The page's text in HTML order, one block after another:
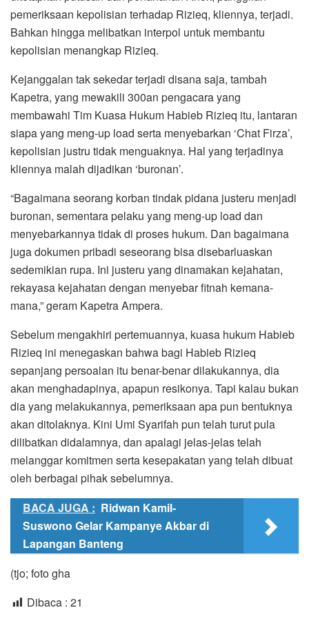
pemeriksaan kepolisian terhadap Rizieq, kliennya, terjadi.
Bahkan hingga melibatkan interpol untuk membantu
kepolisian menangkap Rizieq.
Kejanggalan tak sekedar terjadi disana saja, tambah
Kapetra, yang mewakili 300an pengacara yang
membawahi Tim Kuasa Hukum Habieb Rizieq itu, lantaran
siapa yang meng-up load serta menyebarkan ‘Chat Firza’,
kepolisian justru tidak menguaknya. Hal yang terjadinya
kliennya malah dijadikan ‘buronan’.
“Bagaimana seorang korban tindak pidana justeru menjadi
buronan, sementara pelaku yang meng-up load dan
menyebarkannya tidak di proses hukum. Dan bagaimana
juga dokumen pribadi seseorang bisa disebarluaskan
sedemikian rupa. Ini justeru yang dinamakan kejahatan,
rekayasa kejahatan dengan menyebar fitnah kemana-
mana,” geram Kapetra Ampera.
Sebelum mengakhiri pertemuannya, kuasa hukum Habieb
Rizieq ini menegaskan bahwa bagi Habieb Rizieq
sepanjang persoalan itu benar-benar dilakukannya, dia
akan menghadapinya, apapun resikonya. Tapi kalau bukan
dia yang melakukannya, pemeriksaan apa pun bentuknya
akan ditolaknya. Kini Umi Syarifah pun telah turut pula
dilibatkan didalamnya, dan apalagi jelas-jelas telah
melanggar komitmen serta kesepakatan yang telah dibuat
oleh berbagai pihak sebelumnya.
BACA JUGA : Ridwan Kamil-
Suswono Gelar Kampanye Akbar di
Lapangan Banteng
(tjo; foto gha
Dibaca : 21